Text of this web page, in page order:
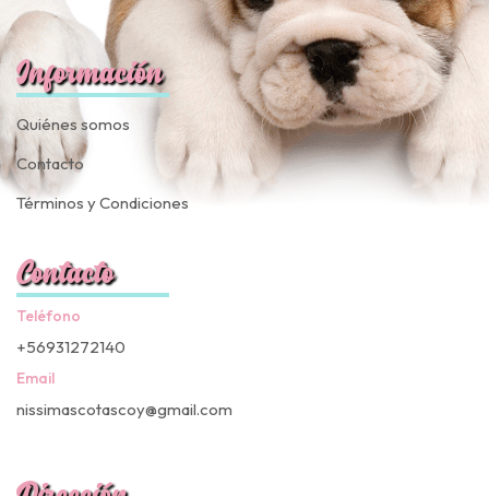
Información
Quiénes somos
Contacto
Términos y Condiciones
Contacto
Teléfono
+56931272140
Email
nissimascotascoy@gmail.com